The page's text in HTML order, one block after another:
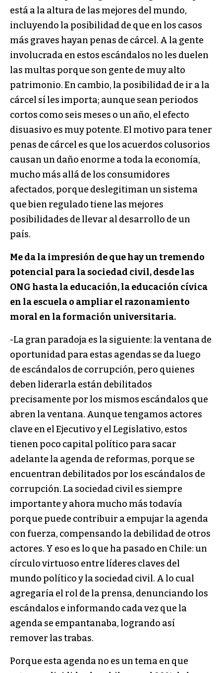
está a la altura de las mejores del mundo,
incluyendo la posibilidad de que en los casos
más graves hayan penas de cárcel. A la gente
involucrada en estos escándalos no les duelen
las multas porque son gente de muy alto
patrimonio. En cambio, la posibilidad de ir a la
cárcel sí les importa; aunque sean periodos
cortos como seis meses o un año, el efecto
disuasivo es muy potente. El motivo para tener
penas de cárcel es que los acuerdos colusorios
causan un daño enorme a toda la economía,
mucho más allá de los consumidores
afectados, porque deslegitiman un sistema
que bien regulado tiene las mejores
posibilidades de llevar al desarrollo de un
país.
Me da la impresión de que hay un tremendo
potencial para la sociedad civil, desde las
ONG hasta la educación, la educación cívica
en la escuela o ampliar el razonamiento
moral en la formación universitaria.
-La gran paradoja es la siguiente: la ventana de
oportunidad para estas agendas se da luego
de escándalos de corrupción, pero quienes
deben liderarla están debilitados
precisamente por los mismos escándalos que
abren la ventana. Aunque tengamos actores
clave en el Ejecutivo y el Legislativo, estos
tienen poco capital político para sacar
adelante la agenda de reformas, porque se
encuentran debilitados por los escándalos de
corrupción. La sociedad civil es siempre
importante y ahora mucho más todavía
porque puede contribuir a empujar la agenda
con fuerza, compensando la debilidad de otros
actores. Y eso es lo que ha pasado en Chile: un
círculo virtuoso entre líderes claves del
mundo político y la sociedad civil. A lo cual
agregaría el rol de la prensa, denunciando los
escándalos e informando cada vez que la
agenda se empantanaba, logrando así
remover las trabas.
Porque esta agenda no es un tema en que